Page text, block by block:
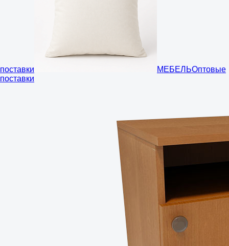
поставки МЕБЕЛЬОптовые
поставки